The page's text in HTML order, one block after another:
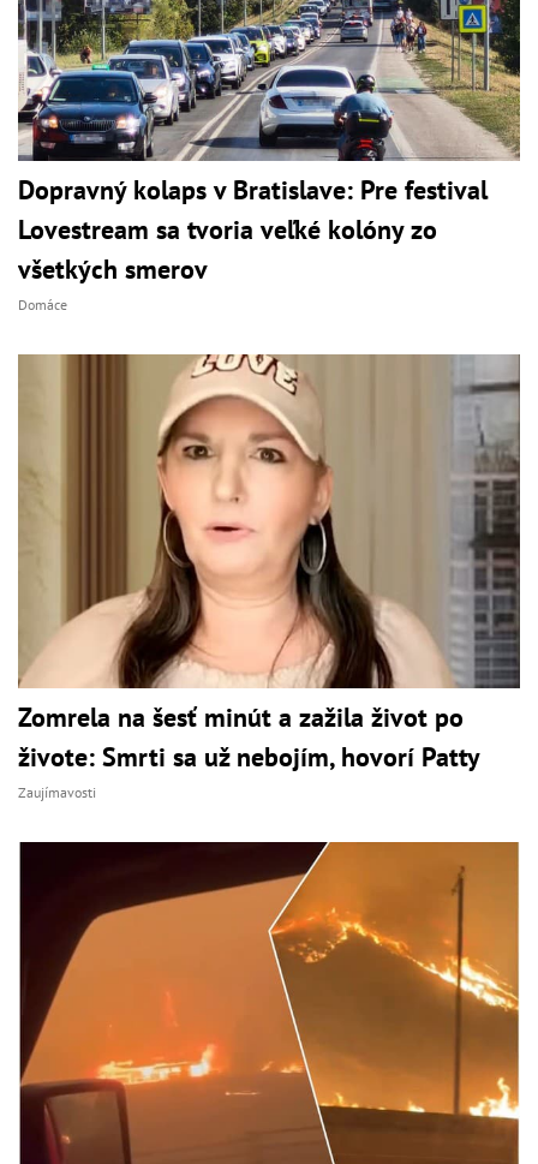
Dopravný kolaps v Bratislave: Pre festival
Lovestream sa tvoria veľké kolóny zo
všetkých smerov
Domáce
Zomrela na šesť minút a zažila život po
živote: Smrti sa už nebojím, hovorí Patty
Zaujímavosti